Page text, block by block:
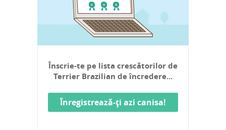
Înscrie-te pe lista crescătorilor de
Terrier Brazilian de încredere...
Înregistrează-ți azi canisa!